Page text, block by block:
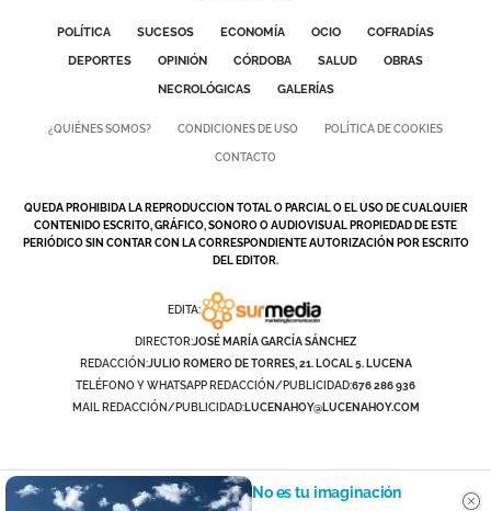
POLÍTICA SUCESOS ECONOMÍA OCIO
COFRADÍAS
DEPORTES
OPINIÓN CÓRDOBA SALUD
OBRAS
NECROLÓGICAS
GALERÍAS
¿QUIÉNES SOMOS? CONDICIONES DE USO POLÍTICA DE COOKIES
CONTACTO
QUEDA PROHIBIDA LA REPRODUCCION TOTAL O PARCIAL O EL USO DE CUALQUIER
CONTENIDO ESCRITO, GRÁFICO, SONORO O AUDIOVISUAL PROPIEDAD DE ESTE
PERIÓDICO SIN CONTAR CON LA CORRESPONDIENTE AUTORIZACIÓN POR ESCRITO
DEL EDITOR.
EDITA:
DIRECTOR:JOSÉ MARÍA GARCÍA SÁNCHEZ
REDACCIÓN:JULIO ROMERO DE TORRES, 21. LOCAL 5. LUCENA
TELÉFONO Y WHATSAPP REDACCIÓN/PUBLICIDAD:676 286 936
MAIL REDACCIÓN/PUBLICIDAD:LUCENAHOY@LUCENAHOY.COM
No es tu imaginación